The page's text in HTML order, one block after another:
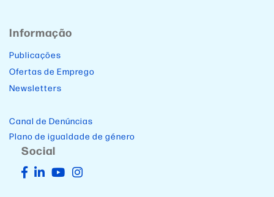
Informação
Publicações
Ofertas de Emprego
Newsletters
Canal de Denúncias
Plano de igualdade de género
Social